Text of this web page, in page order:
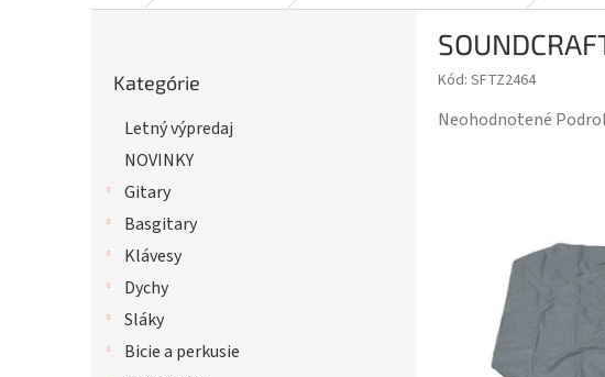
kategórie
Kategórie
Letný výpredaj
NOVINKY
Gitary
Basgitary
Klávesy
Dychy
Sláky
Bicie a perkusie
Kód: SFTZ2464
Priemerné
hviezdičiek.
Neohodnotené